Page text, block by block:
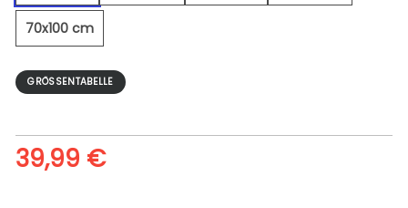
70x100 cm
GRÖSSENTABELLE
39,99 €